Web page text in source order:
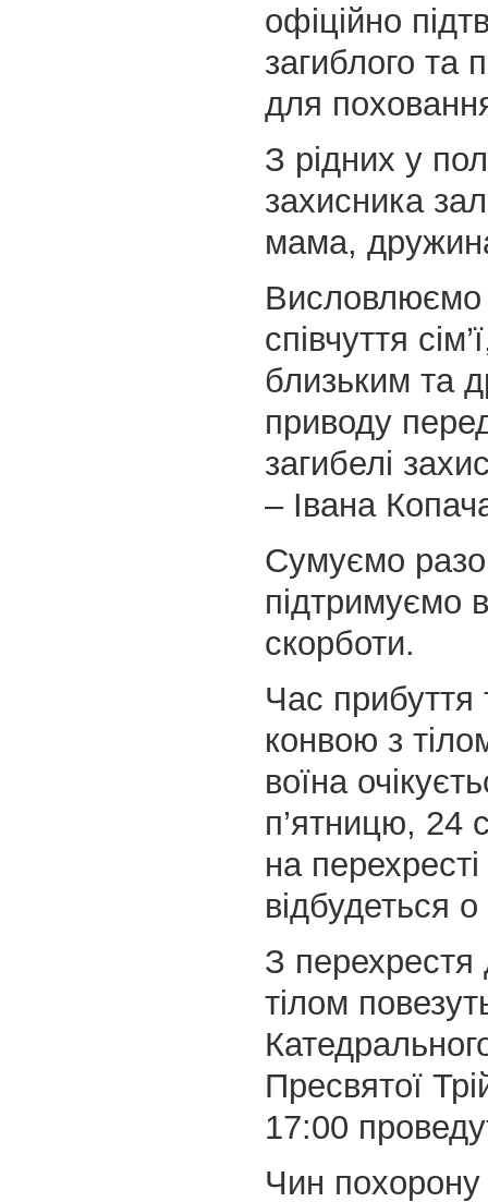
офіційно
загиблого та
для
З рідних у
захисника
мама,
Висловлюємо
співчуття
близьким та
приводу
загибелі
– Івана
Сумуємо
підтримуємо
скорботи.
Час прибуття
конвою з
воїна
п’ятницю, 24
на перехресті
відбудеться
З перехрестя
тілом
Пресвятої
17:00
Чин похорону